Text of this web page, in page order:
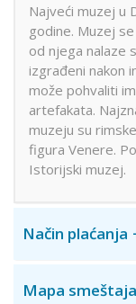
Najveći muzej u
godine. Muzej
od njega nalaze
izgrađeni nakon
može pohvaliti
artefakata.
muzeju su
figura Venere.
Istorijski muzej.
Način plaćanja
Mapa smeštaja